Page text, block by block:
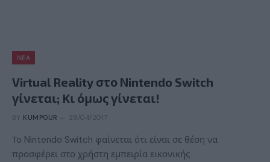
ΝΈΑ
Virtual Reality στο Nintendo Switch
γίνεται; Κι όμως γίνεται!
BY KUMPOUR 29/04/2017
Το Nintendo Switch φαίνεται ότι είναι σε θέση να
προσφέρει στο χρήστη εμπειρία εικονικής